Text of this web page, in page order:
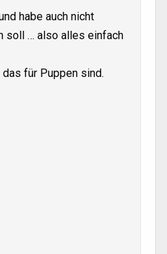
habe auch nicht
soll … also alles einfach
für Puppen sind.